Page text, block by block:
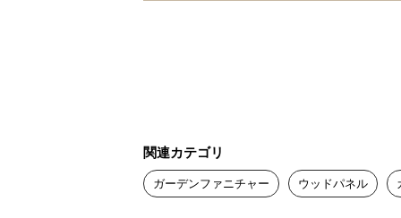
関連カテゴリ
ガーデンファニチャー ウッドパネル